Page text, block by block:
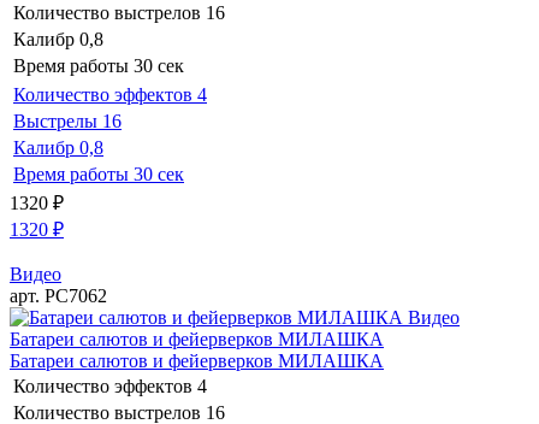
Количество выстрелов 16
Калибр 0,8
Время работы 30 сек
Количество эффектов 4
Выстрелы 16
Калибр 0,8
Время работы 30 сек
1320 ₽
1320 ₽
Видео
арт. РС7062
Видео
Батареи салютов и фейерверков МИЛАШКА
Батареи салютов и фейерверков МИЛАШКА
Количество эффектов 4
Количество выстрелов 16